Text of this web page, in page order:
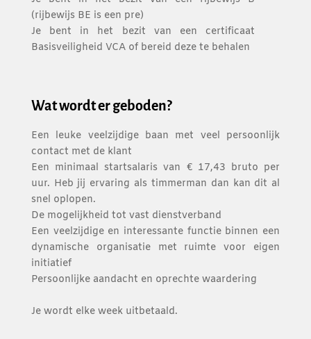
(rijbewijs BE is een pre)
Je bent in het bezit van een certificaat
Basisveiligheid VCA of bereid deze te behalen
Wat wordt er geboden?
Een leuke veelzijdige baan met veel persoonlijk
contact met de klant
Een minimaal startsalaris van € 17,43 bruto per
uur. Heb jij ervaring als timmerman dan kan dit al
snel oplopen.
De mogelijkheid tot vast dienstverband
Een veelzijdige en interessante functie binnen een
dynamische organisatie met ruimte voor eigen
initiatief
Persoonlijke aandacht en oprechte waardering
Je wordt elke week uitbetaald.